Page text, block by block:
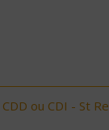
ou CDI - St